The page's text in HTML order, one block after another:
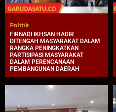
Politik
FIRNADI IKHSAN HADIR
DITENGAH MASYARAKAT DALAM
RANGKA PENINGKATKAN
PARTISIPASI MASYARAKAT
DALAM PERENCANAAN
PEMBANGUNAN DAERAH